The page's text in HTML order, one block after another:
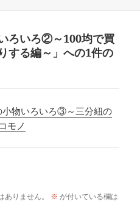
ろいろ②～100均で買
する編～」への1件の
小物いろいろ③～三分紐の
モノ
りません。 ※ が付いている欄は